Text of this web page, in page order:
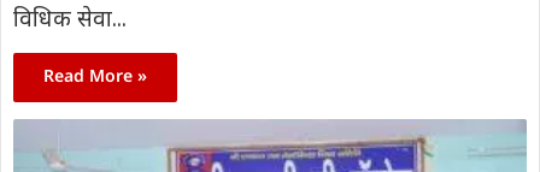
विधिक सेवा...
Read More »